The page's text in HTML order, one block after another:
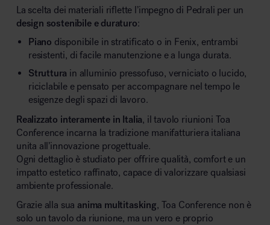
La scelta dei materiali riflette l’impegno di Pedrali per un
design sostenibile e duraturo:
Piano disponibile in stratificato o in Fenix, entrambi
resistenti, di facile manutenzione e a lunga durata.
Struttura in alluminio pressofuso, verniciato o lucido,
riciclabile e pensato per accompagnare nel tempo le
esigenze degli spazi di lavoro.
Realizzato interamente in Italia, il tavolo riunioni Toa
Conference incarna la tradizione manifatturiera italiana
unita all’innovazione progettuale.
Ogni dettaglio è studiato per offrire qualità, comfort e un
impatto estetico raffinato, capace di valorizzare qualsiasi
ambiente professionale.
Grazie alla sua anima multitasking, Toa Conference non è
solo un tavolo da riunione, ma un vero e proprio